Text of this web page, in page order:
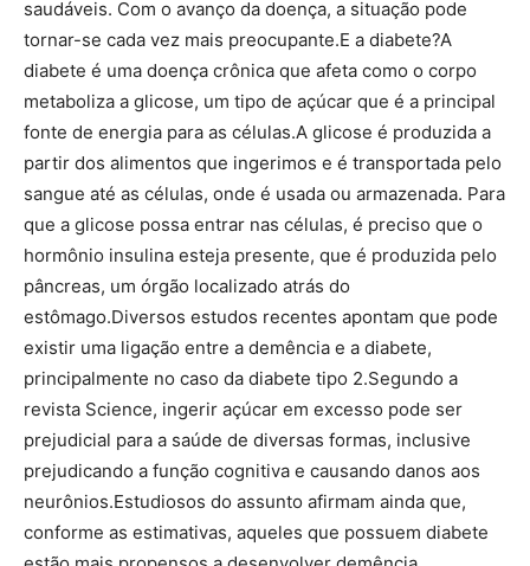
saudáveis. Com o avanço da doença, a situação pode
tornar-se cada vez mais preocupante.E a diabete?A
diabete é uma doença crônica que afeta como o corpo
metaboliza a glicose, um tipo de açúcar que é a principal
fonte de energia para as células.A glicose é produzida a
partir dos alimentos que ingerimos e é transportada pelo
sangue até as células, onde é usada ou armazenada. Para
que a glicose possa entrar nas células, é preciso que o
hormônio insulina esteja presente, que é produzida pelo
pâncreas, um órgão localizado atrás do
estômago.Diversos estudos recentes apontam que pode
existir uma ligação entre a demência e a diabete,
principalmente no caso da diabete tipo 2.Segundo a
revista Science, ingerir açúcar em excesso pode ser
prejudicial para a saúde de diversas formas, inclusive
prejudicando a função cognitiva e causando danos aos
neurônios.Estudiosos do assunto afirmam ainda que,
conforme as estimativas, aqueles que possuem diabete